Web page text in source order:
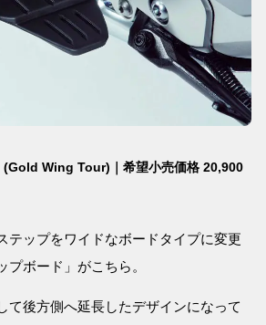
(Gold Wing Tour)｜希望小売価格 20,900
テップをワイドなボードタイプに変更
プボード」がこちら。
て後方側へ延長したデザインになって